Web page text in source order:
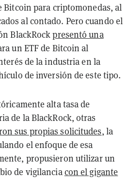
Bitcoin para criptomonedas, al
al contado. Pero cuando el
BlackRockpresentó una
un ETF de Bitcoin al
de la industria en la
de inversión de este tipo.
alta tasa de
de la BlackRock, otras
sus propias solicitudes, la
el enfoque de esa
propusieron utilizar un
de vigilanciacon el gigante